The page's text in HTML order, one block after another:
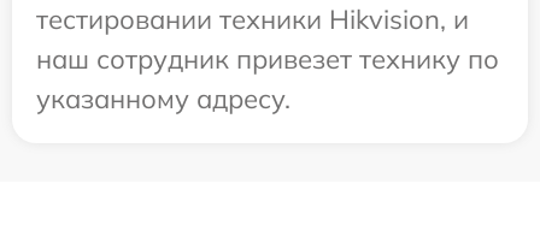
тестировании техники Hikvision, и
наш сотрудник привезет технику по
указанному адресу.